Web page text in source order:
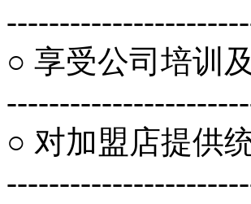
○ 享受公司培训
○ 对加盟店提供